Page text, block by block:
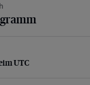
UTC
UTC